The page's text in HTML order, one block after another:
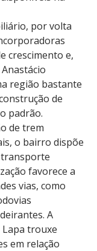
por volta
crescimento e,
região bastante
de
padrão.
de trem
o bairro dispõe
transporte
favorece a
vias, como
A
Lapa trouxe
em relação